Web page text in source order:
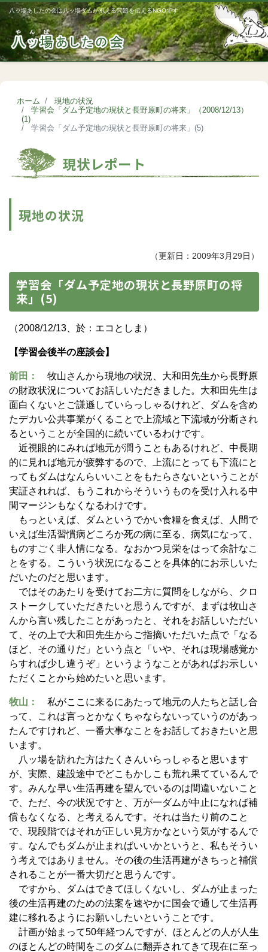
八ッ場あしたの会は八ッ場ダムが抱える問題を伝えるNGOです
ホーム
現地の状況
学習会「ダム予定地の現状と長野原町の将来」（2008/12/13）
(1)
学習会「ダム予定地の現状と長野原町の将来」(5)
現状レポート
現地の状況
（更新日：2009年3月29日）
学習会「ダム予定地の現状と長野原町の将
来」(5)
（2008/12/13、於：エコとしま）
【学習会後半の座談会】
前田：
牧山さんから現地の状況、大和田先生から長野原
の財政状況についてお話しいただきました。大和田先生は
面白くないとご謙遜していらっしゃるけれど、ダムを含め
たデカい公共事業がくることで上流域と下流域が分断され
るということが全国的に続いているわけです。
近視眼的にみれば地元が潤うこともあるけれど、中長期
的に見れば地元が疲弊するので、上流にとっても下流にと
ってもダムはなんらいいことをもたらさないということが
実証されれば、もうこれからそういうものを受け入れる中
間マージンもなくなるわけです。
もっといえば、ダムというでかい食糧を食えば、人間で
いえば生活習慣病どころか死の病に至る、病気になって、
ものすごく非人情になる。なおかつ見栄をはって余計なこ
とをする。こういう状況になることを具体的にお示しいた
だいたのだと思います。
ではそのあたりを受けてお二方に質問をしながら、クロ
ストークしていただきたいと思うんですが、まずは牧山さ
んから言い残したことがあったと、それをお話しいただい
て、その上で大和田先生からご指摘いただいた点で「なる
ほど、その通りだ」という点と「いや、それは現場感覚か
らすれば少し違うぞ」というようなことがあればお示しい
ただくことから始めたいと思います。
牧山：
私がここに来るにあたって地元の人たちと話し合
って、これは言っとかなくちゃならないっていうのがあっ
たんですけれど、一番大事なことをお話しておきたいと思
います。
八ッ場を訪れた方はたくさんいらっしゃると思います
が、実際、建設途中でどこもかしこも荒れ果てているんで
す。みんな早い生活再建を望んでいるのは間違いないこと
で、ただ、今の状況ですと、万が一ダムが中止になれば補
償もなくなる、と考えるんです。それは当たり前のこと
で、現段階ではそれが正しい見方かなという気がするんで
す。なんでもダムが止まればいいかというと、私もそうい
う考えではありません。その後の生活再建がきちっと補償
されることが一番大切だと思うんです。
ですから、ダムはできてほしくないし、ダムが止まった
後の生活再建のための法案を速やかに国会で通して生活再
建に移れるようにお願いしたいということです。
計画が始まって50年経つんですが、ほとんどの人が人生
のほとんどの時間をこのダムに翻弄されてきて現在に至っ